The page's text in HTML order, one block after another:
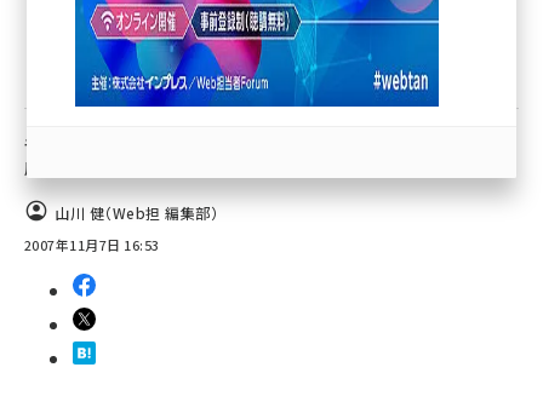
meo (1282)
llmo (1171)
広報／ネットPR
マーケティング／広告
モバイルファクトリー、セカンドライフ通貨を実
店舗に絡める販促ツール開始
山川 健（Web担 編集部）
2007年11月7日 16:53